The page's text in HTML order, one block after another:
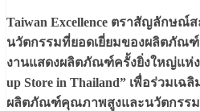
Taiwan Excellence ตราสัญลักษ
นวัตกรรมที่ยอดเยี่ยมของผลิตภัณ
งานแสดงผลิตภัณฑ์ครั้งยิ่งใหญ่แห่งปี
up Store in Thailand” เพื่อร่วมเฉ
ผลิตภัณฑ์คุณภาพสูงและนวัตกรรม